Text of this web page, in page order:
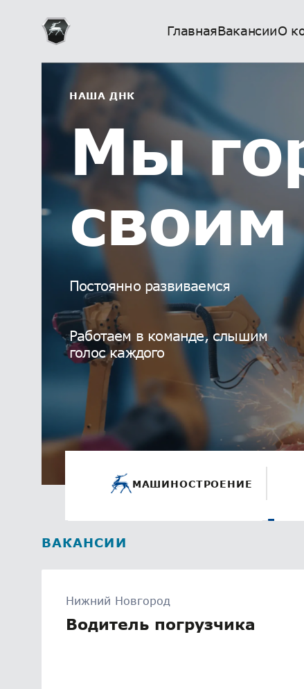
ГлавнаяВакансииО
НАША ДНК
Мы
своим
Постоянно развиваемся
Работаем в команде, слышим
голос каждого
МАШИНОСТРОЕНИЕ
ВАКАНСИИ
Нижний Новгород
Водитель погрузчика